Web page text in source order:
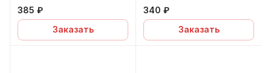
385 ₽
Заказать
340 ₽
Заказать